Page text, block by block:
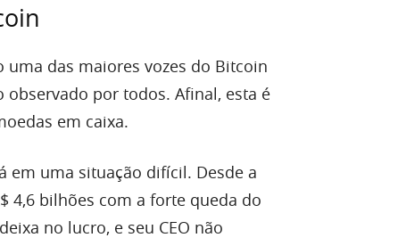
das maiores vozes do Bitcoin
observado por todos. Afinal, esta é
em caixa.
em uma situação difícil. Desde a
4,6 bilhões com a forte queda do
no lucro, e seu CEO não